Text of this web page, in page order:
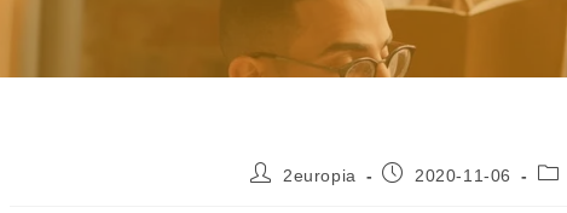
Autor2europia
Publicación
2020-11-06